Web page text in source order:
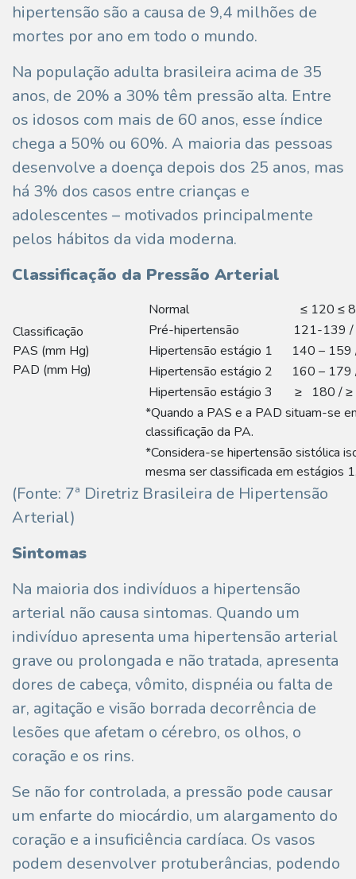
hipertensão são a causa de 9,4 milhões de
mortes por ano em todo o mundo.
Na população adulta brasileira acima de 35
anos, de 20% a 30% têm pressão alta. Entre
os idosos com mais de 60 anos, esse índice
chega a 50% ou 60%. A maioria das pessoas
desenvolve a doença depois dos 25 anos, mas
há 3% dos casos entre crianças e
adolescentes – motivados principalmente
pelos hábitos da vida moderna.
Classificação da Pressão Arterial
Classificação
PAS (mm Hg)
PAD (mm Hg)
Normal ≤ 120 ≤
Pré-hipertensão 121-139 /
Hipertensão estágio 1 140 – 159
Hipertensão estágio 2 160 – 179
Hipertensão estágio 3 ≥ 180 / ≥
*Quando a PAS e a PAD situam-se
classificação da PA.
*Considera-se hipertensão sistólica
mesma ser classificada em estágios
(Fonte: 7ª Diretriz Brasileira de Hipertensão
Arterial)
Sintomas
Na maioria dos indivíduos a hipertensão
arterial não causa sintomas. Quando um
indivíduo apresenta uma hipertensão arterial
grave ou prolongada e não tratada, apresenta
dores de cabeça, vômito, dispnéia ou falta de
ar, agitação e visão borrada decorrência de
lesões que afetam o cérebro, os olhos, o
coração e os rins.
Se não for controlada, a pressão pode causar
um enfarte do miocárdio, um alargamento do
coração e a insuficiência cardíaca. Os vasos
podem desenvolver protuberâncias, podendo